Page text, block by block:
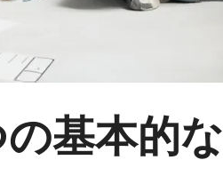
基本的な